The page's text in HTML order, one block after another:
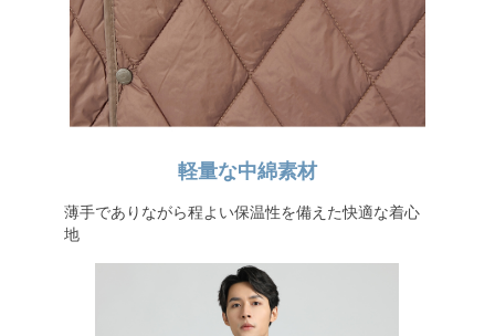
軽量な中綿素材
薄手でありながら程よい保温性を備えた快適な着心
地